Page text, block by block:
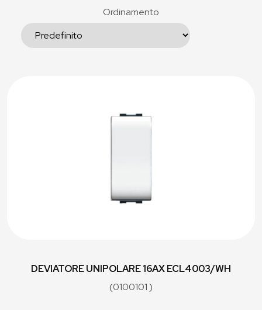
Ordinamento
DEVIATORE UNIPOLARE 16AX ECL4003/WH
(0100101 )